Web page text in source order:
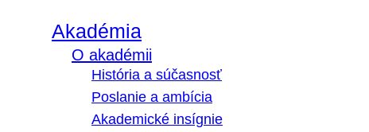
Akadémia
O akadémii
História a súčasnosť
Poslanie a ambícia
Akademické insígnie